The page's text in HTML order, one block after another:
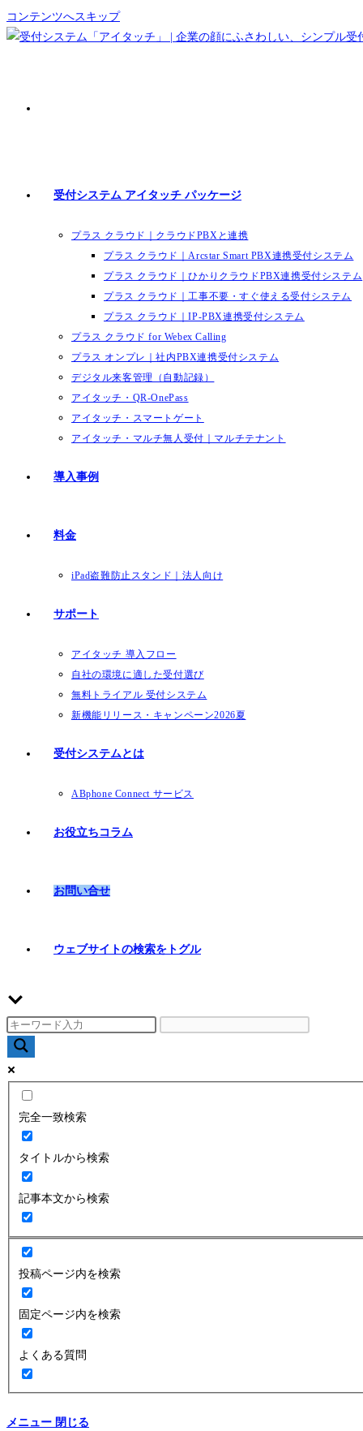
コンテンツへスキップ
受付システム アイタッチ パッケージ
プラス クラウド｜クラウドPBXと連携
プラス クラウド｜Arcstar Smart PBX連携受付システム
プラス クラウド｜ひかりクラウドPBX連携受付システム
プラス クラウド｜工事不要・すぐ使える受付システム
プラス クラウド｜IP-PBX連携受付システム
プラス クラウド for Webex Calling
プラス オンプレ｜社内PBX連携受付システム
デジタル来客管理（自動記録）
アイタッチ・QR-OnePass
アイタッチ・スマートゲート
アイタッチ・マルチ無人受付｜マルチテナント
導入事例
料金
iPad盗難防止スタンド｜法人向け
サポート
アイタッチ 導入フロー
自社の環境に適した受付選び
無料トライアル 受付システム
新機能リリース・キャンペーン2026夏
受付システムとは
ABphone Connect サービス
お役立ちコラム
お問い合せ
ウェブサイトの検索をトグル
完全一致検索
タイトルから検索
記事本文から検索
投稿ページ内を検索
固定ページ内を検索
よくある質問
メニュー 閉じる